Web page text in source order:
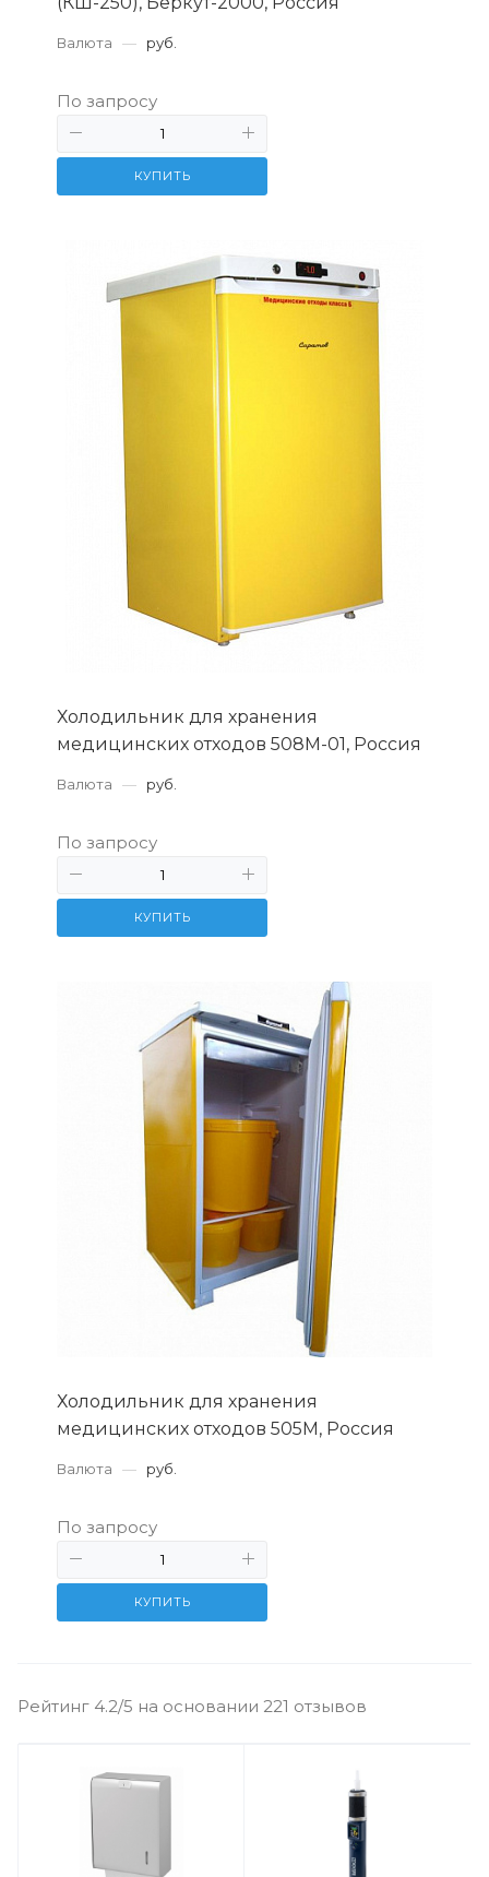
Валюта — руб.
По запросу
КУПИТЬ
Холодильник для хранения
медицинских отходов 508М-01, Россия
Валюта — руб.
По запросу
КУПИТЬ
Холодильник для хранения
медицинских отходов 505М, Россия
Валюта — руб.
По запросу
КУПИТЬ
Рейтинг 4.2/5 на основании 221 отзывов